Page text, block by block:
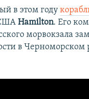
в этом году
СШАHamilton. Его
морвокзала
в